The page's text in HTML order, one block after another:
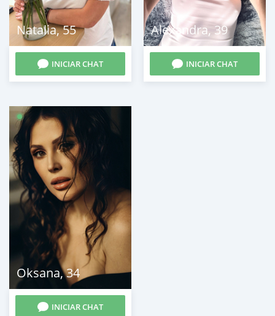
Natalia,55
INICIAR CHAT
Alexandra, 39
INICIAR CHAT
Oksana,34
INICIAR CHAT